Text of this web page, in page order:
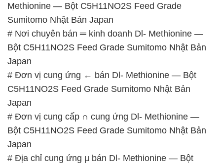
Methionine — Bột C5H11NO2S Feed Grade
Sumitomo Nhật Bản Japan
# Nơi chuyên bán ═ kinh doanh Dl- Methionine —
Bột C5H11NO2S Feed Grade Sumitomo Nhật Bản
Japan
# Đơn vị cung ứng ← bán Dl- Methionine — Bột
C5H11NO2S Feed Grade Sumitomo Nhật Bản
Japan
# Đơn vị cung cấp ∩ cung ứng Dl- Methionine —
Bột C5H11NO2S Feed Grade Sumitomo Nhật Bản
Japan
# Địa chỉ cung ứng µ bán Dl- Methionine — Bột